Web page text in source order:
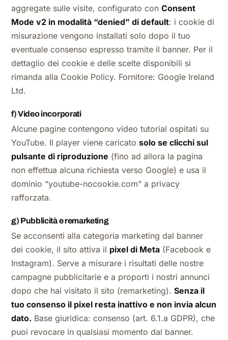
aggregate sulle visite, configurato con Consent
Mode v2 in modalità “denied” di default: i cookie di
misurazione vengono installati solo dopo il tuo
eventuale consenso espresso tramite il banner. Per il
dettaglio dei cookie e delle scelte disponibili si
rimanda alla Cookie Policy. Fornitore: Google Ireland
Ltd.
f) Video incorporati
Alcune pagine contengono video tutorial ospitati su
YouTube. Il player viene caricato solo se clicchi sul
pulsante di riproduzione (fino ad allora la pagina
non effettua alcuna richiesta verso Google) e usa il
dominio “youtube-nocookie.com” a privacy
rafforzata.
g) Pubblicità e remarketing
Se acconsenti alla categoria marketing dal banner
dei cookie, il sito attiva il pixel di Meta (Facebook e
Instagram). Serve a misurare i risultati delle nostre
campagne pubblicitarie e a proporti i nostri annunci
dopo che hai visitato il sito (remarketing). Senza il
tuo consenso il pixel resta inattivo e non invia alcun
dato. Base giuridica: consenso (art. 6.1.a GDPR), che
puoi revocare in qualsiasi momento dal banner.